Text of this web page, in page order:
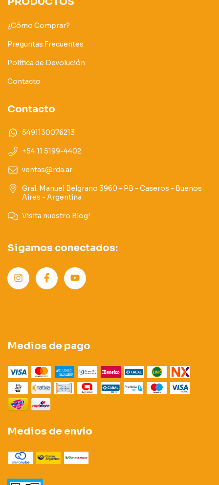
¿Cómo Comprar?
Preguntas Frecuentes
Política de Devolución
Contacto
Contacto
5491130076213
+54 11 5199-4402
ventas@rda.ar
Gral. Manuel Belgrano 3960 - PB - Caseros - Buenos
Aires - Argentina
Visita nuestro Blog!
Sigamos conectados:
Medios de pago
Medios de envío